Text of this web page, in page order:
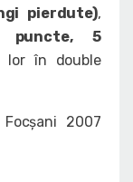
pierdute),
puncte, 5
în double
2007